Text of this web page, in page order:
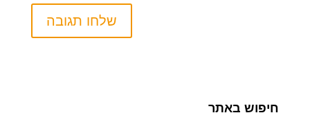
חיפוש באתר